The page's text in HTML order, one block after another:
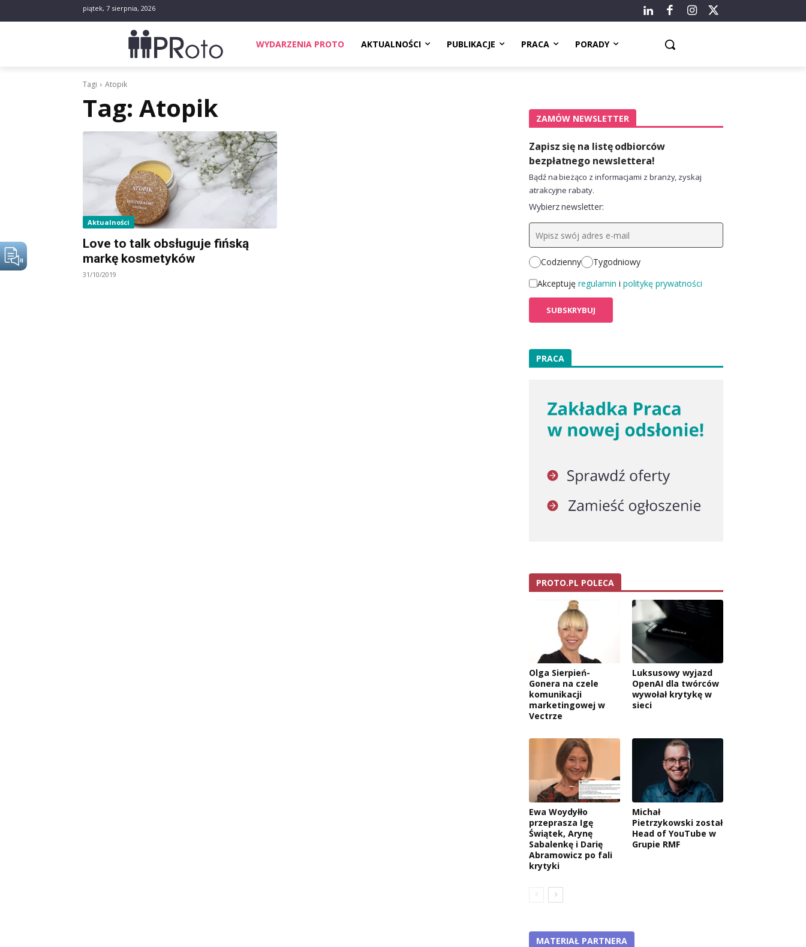
piątek, 7 sierpnia, 2026
WYDARZENIA PROTO AKTUALNOŚCI PUBLIKACJE PRACA PORADY
Tagi Atopik
Tag: Atopik
Aktualności
Love to talk obsługuje fińską
markę kosmetyków
31/10/2019
ZAMÓW NEWSLETTER
Zapisz się na listę odbiorców
bezpłatnego newslettera!
Bądź na bieżąco z informacjami z branży, zyskaj
atrakcyjne rabaty.
Wybierz newsletter:
Codzienny
Tygodniowy
Akceptuję regulamin i politykę prywatności
PRACA
PROTO.PL POLECA
Olga Sierpień-
Gonera na czele
komunikacji
marketingowej w
Vectrze
Luksusowy wyjazd
OpenAI dla twórców
wywołał krytykę w
sieci
Ewa Woydyłło
przeprasza Igę
Świątek, Arynę
Sabalenkę i Darię
Abramowicz po fali
krytyki
Michał
Pietrzykowski został
Head of YouTube w
Grupie RMF
MATERIAŁ PARTNERA